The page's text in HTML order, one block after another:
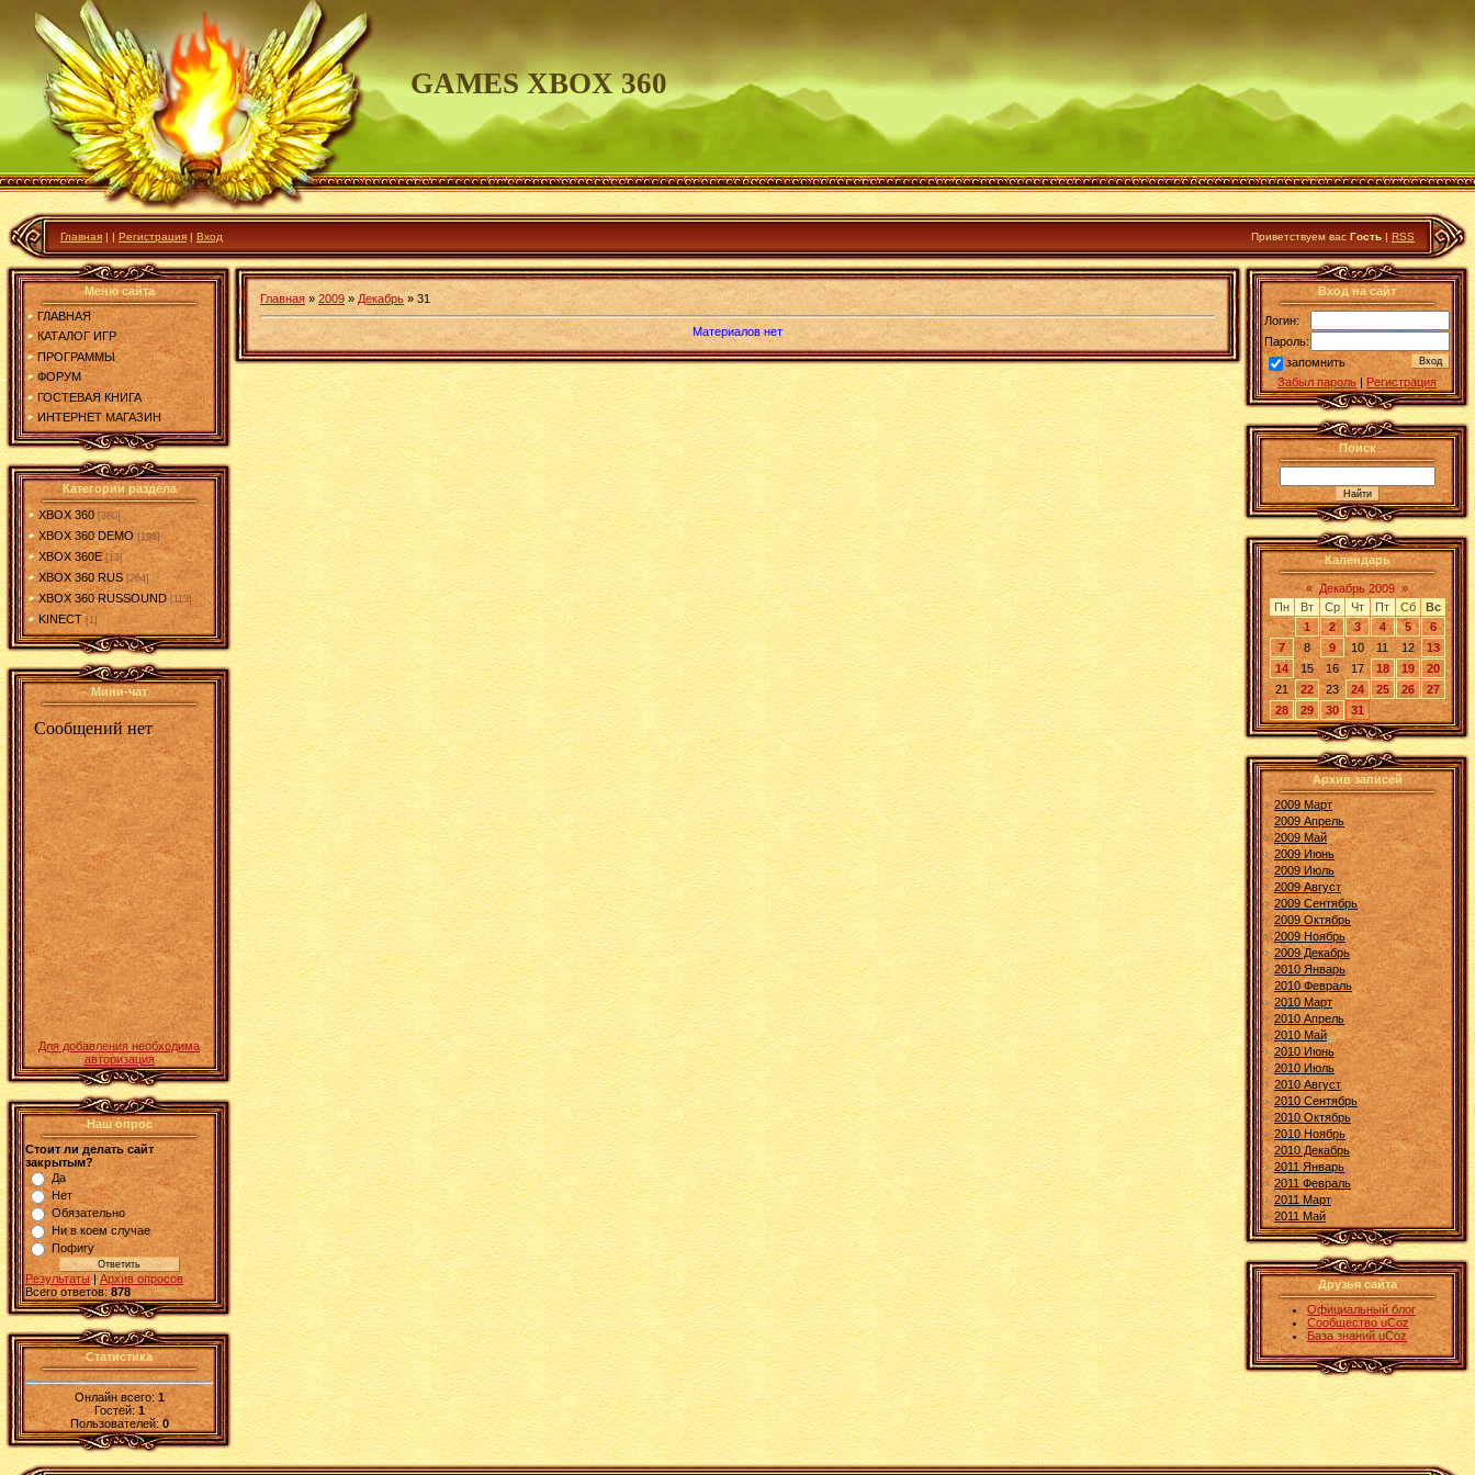
GAMES XBOX 360
Главная | | Регистрация | Вход Приветствуем вас Гость | RSS
Меню сайта
ГЛАВНАЯ
КАТАЛОГ ИГР
ПРОГРАММЫ
ФОРУМ
ГОСТЕВАЯ КНИГА
ИНТЕРНЕТ МАГАЗИН
Категории раздела
XBOX 360 [380]
XBOX 360 DEMO [198]
XBOX 360E [13]
XBOX 360 RUS [264]
XBOX 360 RUSSOUND [113]
KINECT [1]
Мини-чат
Для добавления необходима
авторизация
Наш опрос
Стоит ли делать сайт
закрытым?
Да
Нет
Обязательно
Ни в коем случае
Пофигу
Результаты|Архив опросов
Всего ответов:878
Статистика
Онлайн всего:1
Гостей:1
Пользователей: 0
Главная » 2009 » Декабрь » 31
Материалов нет
Вход на сайт
Логин:
Пароль:
запомнить
Забыл пароль | Регистрация
Поиск
Календарь
« Декабрь 2009 »
Пн
Вт Ср Чт Пт Сб
Вс
1
2 3 4 5
6
7
8 9 10 11 12
13
14
15 16 17 18 19
20
21
22 23 24 25 26
27
28
29 30 31
Архив записей
2009 Март
2009 Апрель
2009 Май
2009 Июнь
2009 Июль
2009 Август
2009 Сентябрь
2009 Октябрь
2009 Ноябрь
2009 Декабрь
2010 Январь
2010 Февраль
2010 Март
2010 Апрель
2010 Май
2010 Июнь
2010 Июль
2010 Август
2010 Сентябрь
2010 Октябрь
2010 Ноябрь
2010 Декабрь
2011 Январь
2011 Февраль
2011 Март
2011 Май
Друзья сайта
Официальный блог
Сообщество uCoz
База знаний uCoz